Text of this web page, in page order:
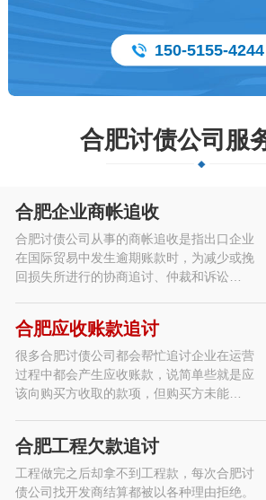
150-5155-4244
合肥讨债公司服
合肥企业商帐追收
合肥讨债公司从事的商帐追收是指出口企业
在国际贸易中发生逾期账款时，为减少或挽
回损失所进行的协商追讨、仲裁和诉讼…
合肥应收账款追讨
很多合肥讨债公司都会帮忙追讨企业在运营
过程中都会产生应收账款，说简单些就是应
该向购买方收取的款项，但购买方未能…
合肥工程欠款追讨
工程做完之后却拿不到工程款，每次合肥讨
债公司找开发商结算都被以各种理由拒绝。